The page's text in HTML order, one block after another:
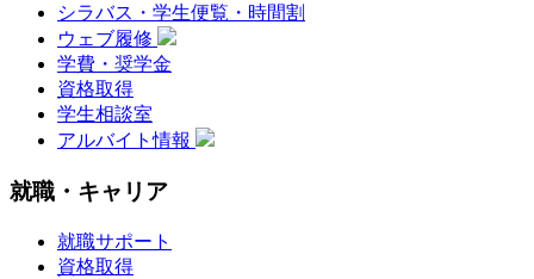
シラバス・学生便覧・時間割
ウェブ履修
学費・奨学金
資格取得
学生相談室
アルバイト情報
就職・キャリア
就職サポート
資格取得